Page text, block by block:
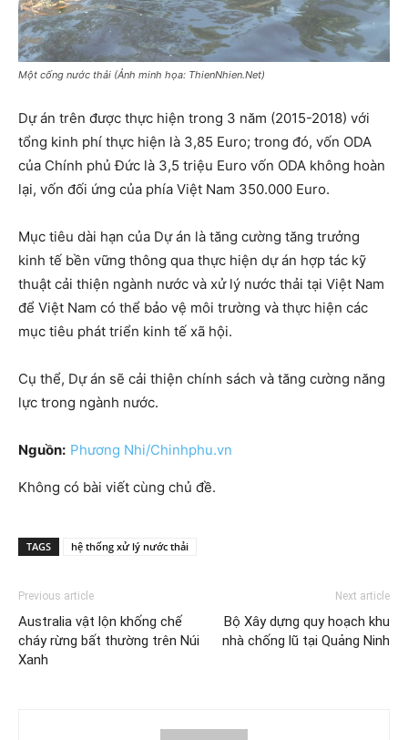
Một cống nước thải (Ảnh minh họa: ThienNhien.Net)
Dự án trên được thực hiện trong 3 năm (2015-2018) với
tổng kinh phí thực hiện là 3,85 Euro; trong đó, vốn ODA
của Chính phủ Đức là 3,5 triệu Euro vốn ODA không hoàn
lại, vốn đối ứng của phía Việt Nam 350.000 Euro.
Mục tiêu dài hạn của Dự án là tăng cường tăng trưởng
kinh tế bền vững thông qua thực hiện dự án hợp tác kỹ
thuật cải thiện ngành nước và xử lý nước thải tại Việt Nam
để Việt Nam có thể bảo vệ môi trường và thực hiện các
mục tiêu phát triển kinh tế xã hội.
Cụ thể, Dự án sẽ cải thiện chính sách và tăng cường năng
lực trong ngành nước.
Nguồn: Phương Nhi/Chinhphu.vn
Không có bài viết cùng chủ đề.
TAGS hệ thống xử lý nước thải
Previous article
Australia vật lộn khống chế
cháy rừng bất thường trên Núi
Xanh
Next article
Bộ Xây dựng quy hoạch khu
nhà chống lũ tại Quảng Ninh